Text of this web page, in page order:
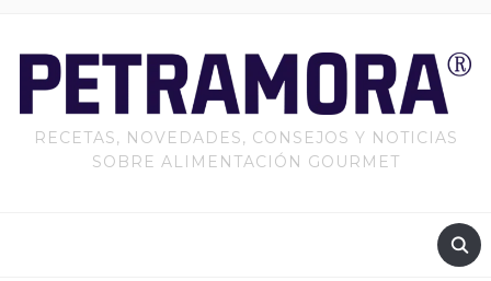
RECETAS, NOVEDADES, CONSEJOS Y NOTICIAS
SOBRE ALIMENTACIÓN GOURMET